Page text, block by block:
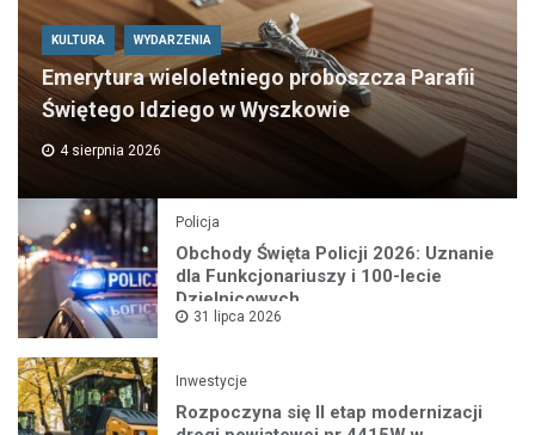
KULTURA WYDARZENIA
Emerytura wieloletniego proboszcza Parafii
Świętego Idziego w Wyszkowie
4 sierpnia 2026
Policja
Obchody Święta Policji 2026: Uznanie
dla Funkcjonariuszy i 100-lecie
Dzielnicowych
31 lipca 2026
Inwestycje
Rozpoczyna się II etap modernizacji